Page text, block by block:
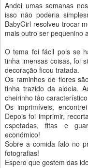
Andei umas semanas
isso não poderia
BabyGirl resolveu trocar-
mais outro ser pequenino
O tema foi fácil pois se
tinha imensas coisas, foi
decoração ficou tratada.
Os raminhos de flores
tinha trazido da aldeia.
cheirinho tão
Os imprimíveis,
Depois foi imprimir,
espetadas, fitas e
económico!
Sobre a comida falo no
fotografias!
Espero que gostem das